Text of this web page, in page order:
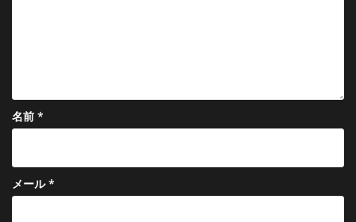
名前 *
メール*